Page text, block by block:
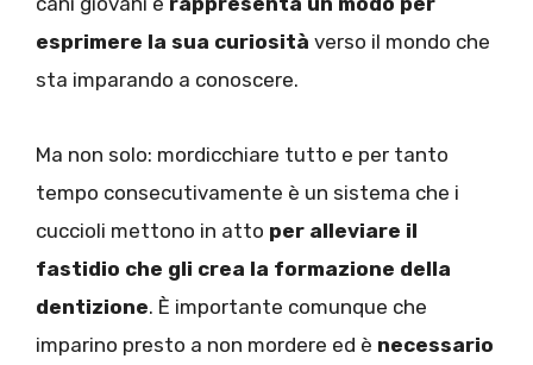
esprimere la sua curiosità verso il mondo che
sta imparando a conoscere.
Ma non solo: mordicchiare tutto e per tanto
tempo consecutivamente è un sistema che i
cuccioli mettono in atto per alleviare il
fastidio che gli crea la formazione della
dentizione. È importante comunque che
imparino presto a non mordere ed è necessario